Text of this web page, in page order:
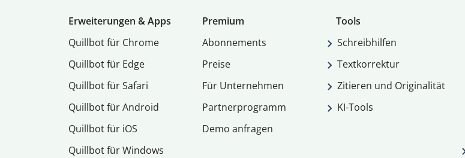
Erweiterungen & Apps
Quillbot für Chrome
Quillbot für Edge
Quillbot für Safari
Quillbot für Android
Quillbot für iOS
Quillbot für Windows
Premium
Abon­ne­ments
Preise
Für Unternehmen
Partnerprogramm
Demo anfragen
Tools
Schreibhilfen
Textkorrektur
Zitieren und Originalität
KI-Tools